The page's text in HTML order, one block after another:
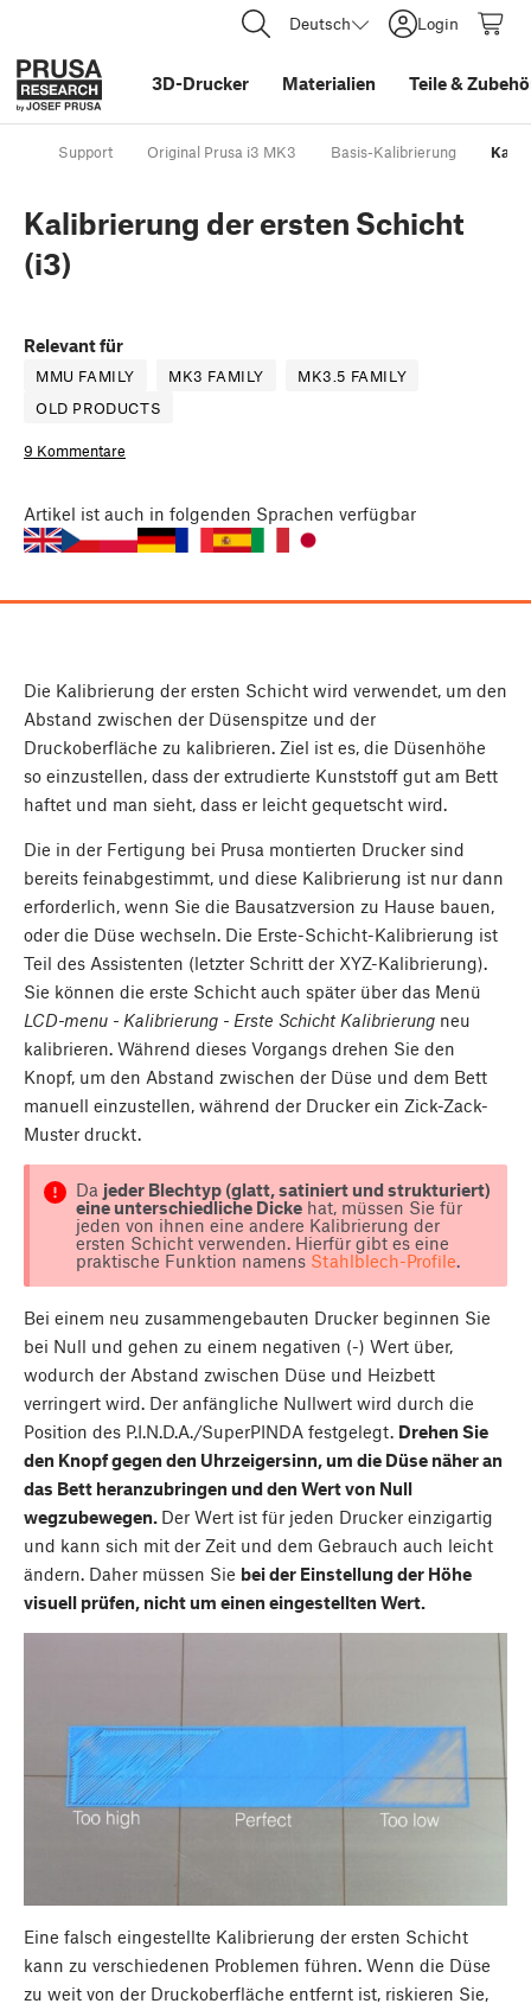
Deutsch Login
3D-Drucker Materialien Teile&
Support Original Prusa i3 MK3 Basis-Kalibrierung
Kalibrierung der ersten Schicht
(i3)
Relevant für
MMU FAMILY MK3 FAMILY
MK3.5 FAMILY
OLD PRODUCTS
9 Kommentare
Artikel ist auch in folgenden Sprachen verfügbar
Die Kalibrierung der ersten Schicht wird verwendet, um den
Abstand zwischen der Düsenspitze und der
Druckoberfläche zu kalibrieren. Ziel ist es, die Düsenhöhe
so einzustellen, dass der extrudierte Kunststoff gut am Bett
haftet und man sieht, dass er leicht gequetscht wird.
Die in der Fertigung bei Prusa montierten Drucker sind
bereits feinabgestimmt, und diese Kalibrierung ist nur dann
erforderlich, wenn Sie die Bausatzversion zu Hause bauen,
oder die Düse wechseln. Die Erste-Schicht-Kalibrierung ist
Teil des Assistenten (letzter Schritt der XYZ-Kalibrierung).
Sie können die erste Schicht auch später über das Menü
LCD-menu - Kalibrierung - Erste Schicht Kalibrierung neu
kalibrieren. Während dieses Vorgangs drehen Sie den
Knopf, um den Abstand zwischen der Düse und dem Bett
manuell einzustellen, während der Drucker ein Zick-Zack-
Muster druckt.
Da jeder Blechtyp (glatt, satiniert und strukturiert)
eine unterschiedliche Dickehat, müssen Sie für
jeden von ihnen eine andere Kalibrierung der
ersten Schicht verwenden. Hierfür gibt es eine
praktische Funktion namens Stahlblech-Profile.
Bei einem neu zusammengebauten Drucker beginnen Sie
bei Null und gehen zu einem negativen (-) Wert über,
wodurch der Abstand zwischen Düse und Heizbett
verringert wird. Der anfängliche Nullwert wird durch die
Position des P.I.N.D.A./SuperPINDA festgelegt. Drehen Sie
den Knopf gegen den Uhrzeigersinn, um die Düse näher an
das Bett heranzubringen und den Wert von Null
wegzubewegen. Der Wert ist für jeden Drucker einzigartig
und kann sich mit der Zeit und dem Gebrauch auch leicht
ändern. Daher müssen Sie bei der Einstellung der Höhe
visuell prüfen, nicht um einen eingestellten Wert.
Eine falsch eingestellte Kalibrierung der ersten Schicht
kann zu verschiedenen Problemen führen. Wenn die Düse
zu weit von der Druckoberfläche entfernt ist, riskieren Sie,